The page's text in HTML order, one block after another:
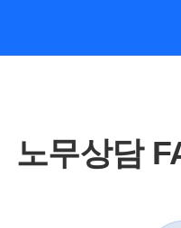
노무상담